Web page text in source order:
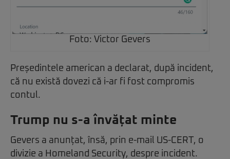
Foto: Victor Gevers
Președintele american a declarat, după incident,
că nu există dovezi că i-ar fi fost compromis
contul.
Trump nu s-a învățat minte
Gevers a anunțat, însă, prin e-mail US-CERT, o
divizie a Homeland Security, despre incident.